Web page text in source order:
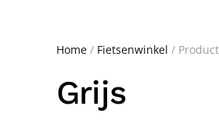
Home / Fietsenwinkel /
Grijs